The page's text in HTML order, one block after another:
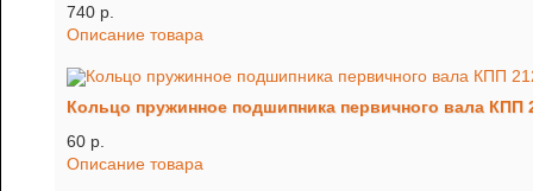
740 p.
Описание товара
Кольцо пружинное подшипника первичного вала КПП
60 p.
Описание товара